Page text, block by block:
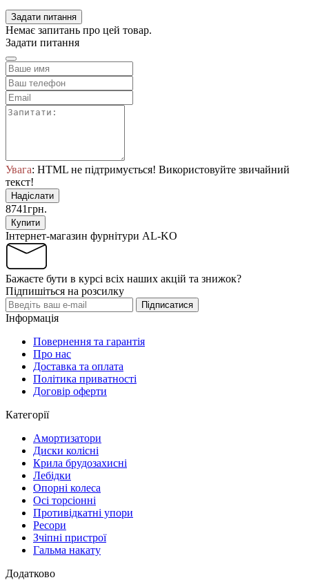
Задати питання
Немає запитань про цей товар.
Задати питання
Увага: HTML не підтримується! Використовуйте звичайний
текст!
Надіслати
8741грн.
Купити
Інтернет-магазин фурнітури AL-KO
Бажаєте бути в курсі всіх наших акцій та знижок?
Підпишіться на розсилку
Підписатися
Інформація
Повернення та гарантія
Про нас
Доставка та оплата
Політика приватності
Договір оферти
Категорії
Амортизатори
Диски колісні
Крила брудозахисні
Лебідки
Опорні колеса
Осі торсіонні
Противідкатні упори
Ресори
Зчіпні пристрої
Гальма накату
Додатково